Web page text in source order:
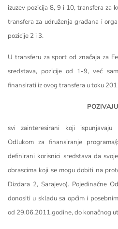
izuzev pozicija 8, 9 i 10, transfera za
transfera za udruženja građana i
pozicije 2 i 3.
U transferu za sport od značaja za
sredstava, pozicije od 1-9, već
finansirati iz ovog transfera u toku
svi zainteresirani koji ispunjavaju
Odlukom za finansiranje
definirani korisnici sredstava da
obrascima koji se mogu dobiti na
Dizdara 2, Sarajevo). Pojedinačne
donositi u skladu sa općim i
od 29.06.2011.godine, do konačnog